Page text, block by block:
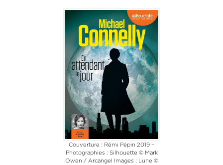
Couverture : Rémi Pépin 2019 –
Photographies : Silhouette © Mark
Owen / Arcangel Images ; Lune ©